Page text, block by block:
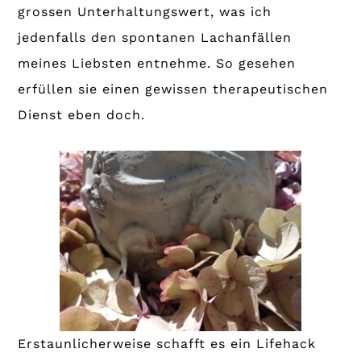
grossen Unterhaltungswert, was ich
jedenfalls den spontanen Lachanfällen
meines Liebsten entnehme. So gesehen
erfüllen sie einen gewissen therapeutischen
Dienst eben doch.
Erstaunlicherweise schafft es ein Lifehack